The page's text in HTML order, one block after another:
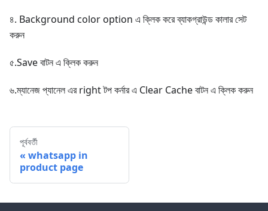
৪. Background color option এ ক্লিক করে ব্যাকগ্রাউন্ড কালার সেট
করুন
৫.Save বাটন এ ক্লিক করুন
৬.ম্যানেজ প্যানেল এর right টপ কর্নার এ Clear Cache বাটন এ ক্লিক করুন
পূর্ববর্তী
whatsapp in
product page